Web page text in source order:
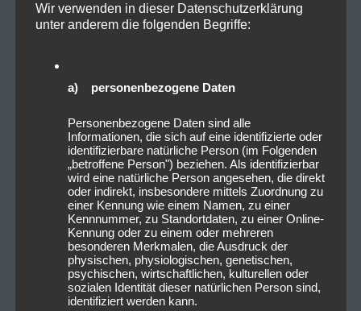
Wir verwenden in dieser Datenschutzerklärung
unter anderem die folgenden Begriffe:
a) personenbezogene Daten
Personenbezogene Daten sind alle
Informationen, die sich auf eine identifizierte oder
identifizierbare natürliche Person (im Folgenden
„betroffene Person") beziehen. Als identifizierbar
wird eine natürliche Person angesehen, die direkt
oder indirekt, insbesondere mittels Zuordnung zu
einer Kennung wie einem Namen, zu einer
Kennnummer, zu Standortdaten, zu einer Online-
Kennung oder zu einem oder mehreren
besonderen Merkmalen, die Ausdruck der
physischen, physiologischen, genetischen,
psychischen, wirtschaftlichen, kulturellen oder
sozialen Identität dieser natürlichen Person sind,
identifiziert werden kann.